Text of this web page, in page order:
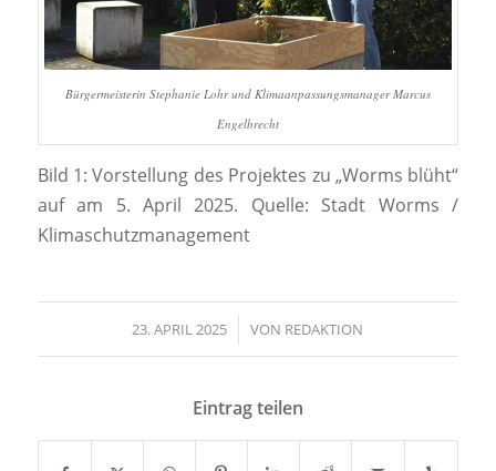
Bürgermeisterin Stephanie Lohr und Klimaanpassungsmanager Marcus
Engelbrecht
Bild 1: Vorstellung des Projektes zu „Worms blüht“
auf am 5. April 2025. Quelle: Stadt Worms /
Klimaschutzmanagement
23. APRIL 2025
/ VON REDAKTION
Eintrag teilen